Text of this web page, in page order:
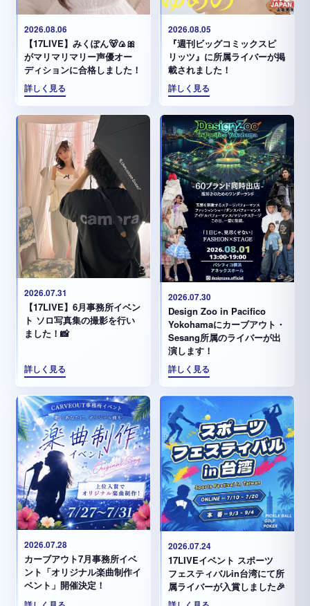
2026.08.06
【17LIVE】みくぽん🐻🍙🎀
がマリマリマリー声優オー
ディションに合格しました！
詳しく見る
2026.08.05
『週刊ビッグコミックスピ
リッツ』に所属ライバーが掲
載されました！
詳しく見る
2026.07.31
【17LIVE】6月事務所イベン
ト ソロ写真集の撮影を行い
ました！📸
詳しく見る
2026.07.30
Design Zoo in Pacifico
Yokohamaにカーブアウト・
Sesang所属のライバーが出
演します！
詳しく見る
2026.07.28
カーブアウト7月事務所イベ
ント「オリジナル楽曲制作イ
ベント」開催決定！
2026.07.24
17LIVEイベント スポーツ
フェスティバルin台湾にて所
属ライバーが入賞しました🎉